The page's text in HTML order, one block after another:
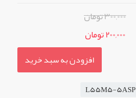
300,000 تومان
200,000 تومان
افزودن به سبد خرید
L55M5-5ASP